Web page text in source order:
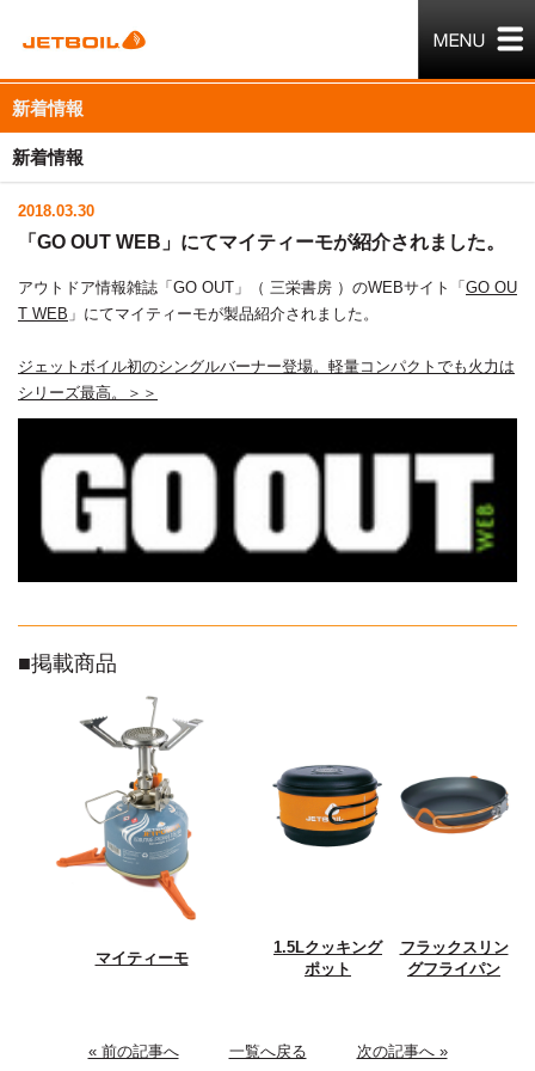
新着情報
新着情報
2018.03.30
「GO OUT WEB」にてマイティーモが紹介されました。
アウトドア情報雑誌「GO OUT」（ 三栄書房 ）のWEBサイト「 GO OU
T WEB 」にてマイティーモが製品紹介されました。
ジェットボイル初のシングルバーナー登場。軽量コンパクトでも火力は
シリーズ最高。＞＞
■掲載商品
マイティーモ
1.5Lクッキング
ポット
フラックスリン
グフライパン
« 前の記事へ 一覧へ戻る 次の記事へ »